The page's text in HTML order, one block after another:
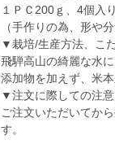
１ＰＣ200ｇ、4個入り
（手作りの為、形や
▼栽培/生産方法、こ
飛騨高山の綺麗な水
添加物を加えず、米
▼注文に際しての注意
ご注文いただいてか
す。